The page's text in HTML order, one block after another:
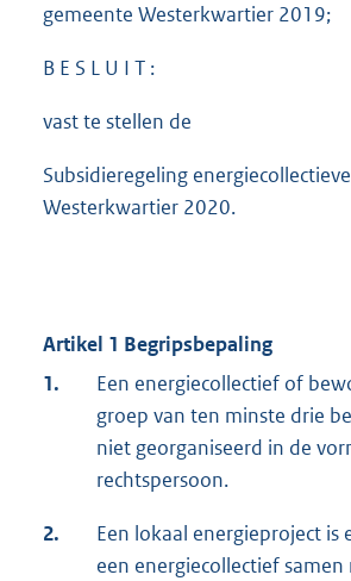
gemeente Westerkwartier 2019;
B E S L U I T :
vast te stellen de
Subsidieregeling
Westerkwartier 2020.
Artikel 1 Begripsbepaling
1.
Een energiecollectief of
groep van ten minste drie
niet georganiseerd in de
rechtspersoon.
2.
Een lokaal energieproject is
een energiecollectief